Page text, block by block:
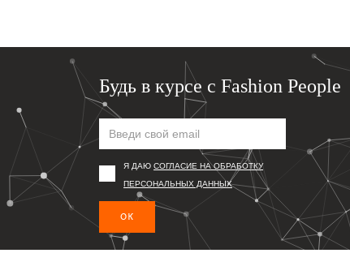
Будь в курсе с Fashion People
Я ДАЮ СОГЛАСИЕ НА ОБРАБОТКУ
ПЕРСОНАЛЬНЫХ ДАННЫХ
ОК